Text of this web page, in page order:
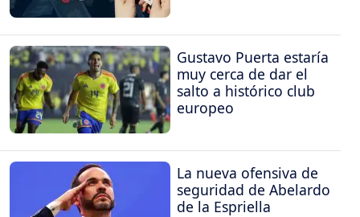
Gustavo Puerta estaría
muy cerca de dar el
salto a histórico club
europeo
La nueva ofensiva de
seguridad de Abelardo
de la Espriella